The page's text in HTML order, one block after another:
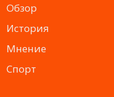
Обзор
История
Мнение
Спорт